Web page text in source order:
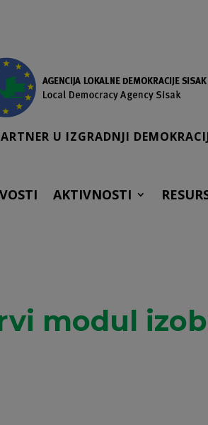
U IZGRADNJI
AKTIVNOSTI
modul